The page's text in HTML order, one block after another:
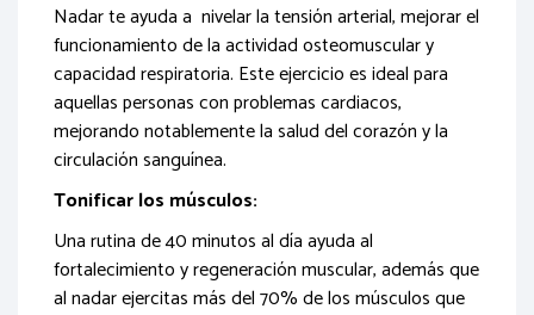
Nadar te ayuda a nivelar la tensión arterial, mejorar el
funcionamiento de la actividad osteomuscular y
capacidad respiratoria. Este ejercicio es ideal para
aquellas personas con problemas cardiacos,
mejorando notablemente la salud del corazón y la
circulación sanguínea.
Tonificar los músculos:
Una rutina de 40 minutos al día ayuda al
fortalecimiento y regeneración muscular, además que
al nadar ejercitas más del 70% de los músculos que